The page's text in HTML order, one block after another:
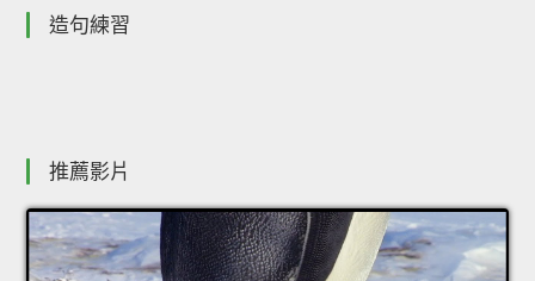
造句練習
推薦影片